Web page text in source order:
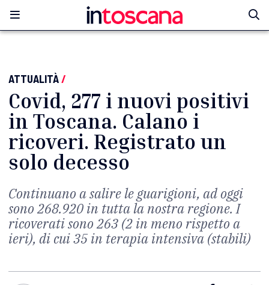
ATTUALITÀ/
Covid, 277 i nuovi positivi
in Toscana. Calano i
ricoveri. Registrato un
solo decesso
Continuano a salire le guarigioni, ad oggi
sono 268.920 in tutta la nostra regione. I
ricoverati sono 263 (2 in meno rispetto a
ieri), di cui 35 in terapia intensiva (stabili)